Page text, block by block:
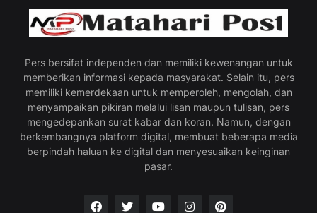
Pers bersifat independen dan memiliki kewenangan untuk
memberikan informasi kepada masyarakat. Selain itu, pers
memiliki kemerdekaan untuk memperoleh, mengolah, dan
menyampaikan pikiran melalui lisan maupun tulisan, pers
mengedepankan surat kabar dan koran. Namun, dengan
berkembangnya platform digital, membuat beberapa media
berpindah haluan ke digital dan menyesuaikan keinginan
pasar.